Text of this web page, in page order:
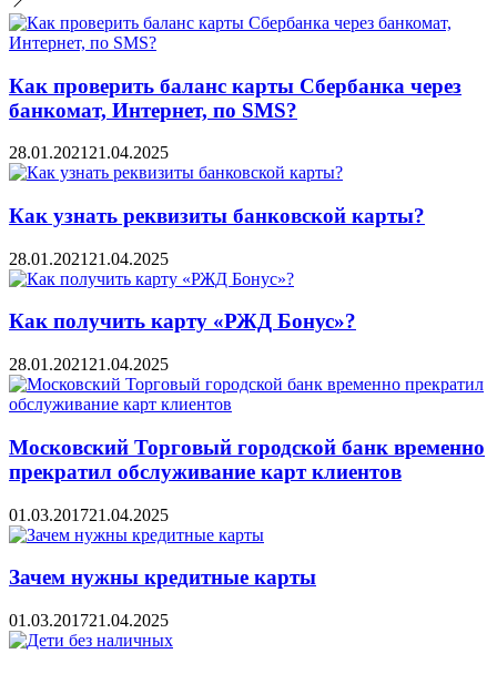
Как проверить баланс карты Сбербанка через
банкомат, Интернет, по SMS?
28.01.2021 21.04.2025
Как узнать реквизиты банковской карты?
28.01.2021 21.04.2025
Как получить карту «РЖД Бонус»?
28.01.2021 21.04.2025
Московский Торговый городской банк временно
прекратил обслуживание карт клиентов
01.03.201721.04.2025
Зачем нужны кредитные карты
01.03.201721.04.2025